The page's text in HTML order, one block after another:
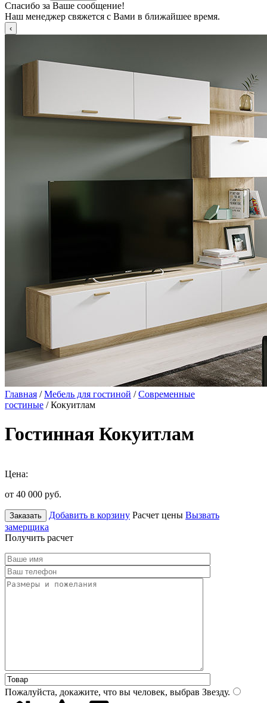
Спасибо за Ваше сообщение!
Наш менеджер свяжется с Вами в ближайшее время.
Главная /Мебель для гостиной /Современные
гостиные / Кокуитлам
Гостинная Кокуитлам
Цена:
от 40 000 руб.
Заказать Добавить в корзину Расчет цены Вызвать
замерщика
Получить расчет
Пожалуйста, докажите, что вы человек, выбрав Звезду.